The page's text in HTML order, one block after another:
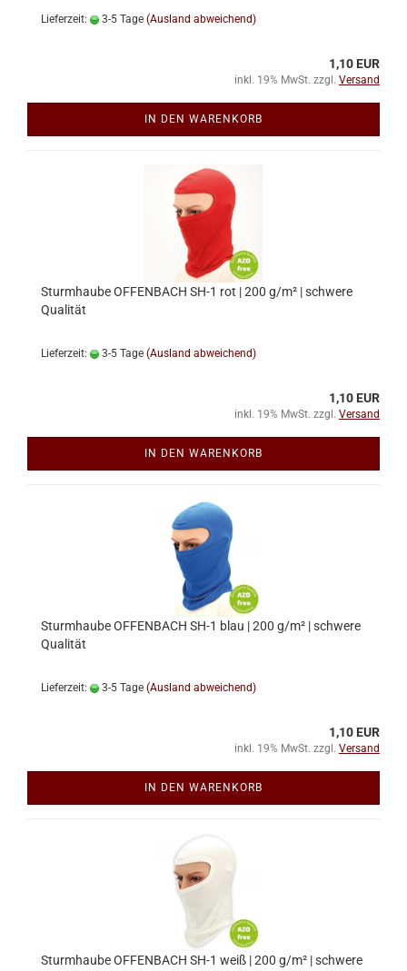
Lieferzeit: 3-5 Tage (Ausland abweichend)
1,10 EUR
inkl. 19% MwSt. zzgl. Versand
IN DEN WARENKORB
Sturmhaube OFFENBACH SH-1 rot | 200 g/m² | schwere
Qualität
Lieferzeit: 3-5 Tage (Ausland abweichend)
1,10 EUR
inkl. 19% MwSt. zzgl. Versand
IN DEN WARENKORB
Sturmhaube OFFENBACH SH-1 blau | 200 g/m² | schwere
Qualität
Lieferzeit: 3-5 Tage (Ausland abweichend)
1,10 EUR
inkl. 19% MwSt. zzgl. Versand
IN DEN WARENKORB
Sturmhaube OFFENBACH SH-1 weiß | 200 g/m² | schwere